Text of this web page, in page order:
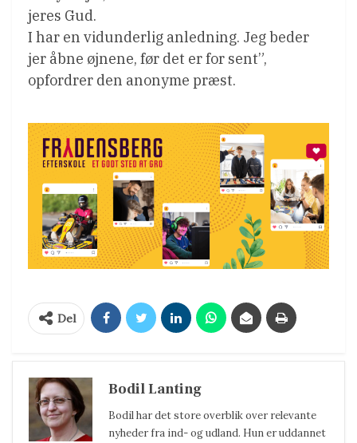
jeres Gud.
I har en vidunderlig anledning. Jeg beder
jer åbne øjnene, før det er for sent”,
opfordrer den anonyme præst.
Del
Bodil Lanting
Bodil har det store overblik over relevante
nyheder fra ind- og udland. Hun er uddannet